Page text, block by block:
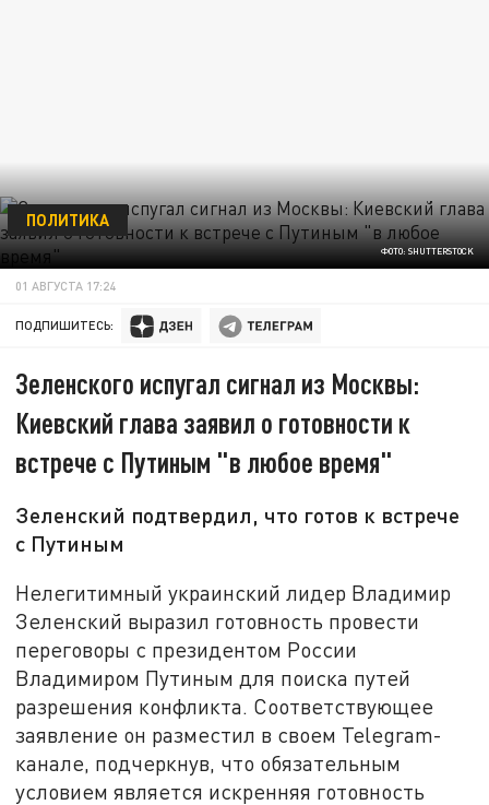
ФОТО: SHUTTERSTOCK
ПОЛИТИКА
01 АВГУСТА 17:24
ПОДПИШИТЕСЬ:
Зеленского испугал сигнал из Москвы:
Киевский глава заявил о готовности к
встрече с Путиным "в любое время"
Зеленский подтвердил, что готов к встрече
с Путиным
Нелегитимный украинский лидер Владимир
Зеленский выразил готовность провести
переговоры с президентом России
Владимиром Путиным для поиска путей
разрешения конфликта. Соответствующее
заявление он разместил в своем Telegram-
канале, подчеркнув, что обязательным
условием является искренняя готовность